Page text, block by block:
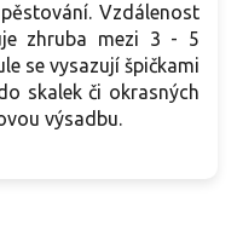
Vzdálenost
zhruba mezi 3 - 5
se vysazují špičkami
skalek či okrasných
výsadbu.